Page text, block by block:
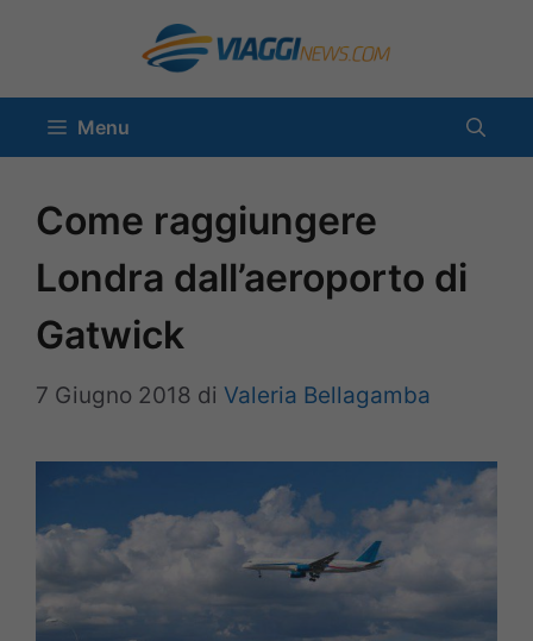
contenuto
Menu
Come raggiungere
Londra dall’aeroporto di
Gatwick
7 Giugno 2018 di Valeria Bellagamba